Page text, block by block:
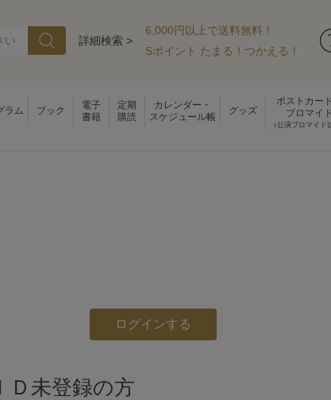
詳細検索 >
6,000円以上で送料無料！
Sポイント たまる！つかえる！
ラム ブック
電子
書籍
定期
購読
カレンダー・
スケジュール帳
グッズ
ポストカー
ブロマイド
（公演ブロマイド
Ｄ未登録の方